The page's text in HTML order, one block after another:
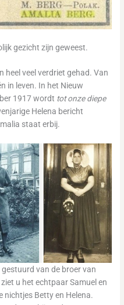
gezicht zijn geweest.
heel veel verdriet gehad. Van
in leven. In het Nieuw
1917 wordt tot onze diepe
Helena bericht
staat erbij.
gestuurd van de broer van
u het echtpaar Samuel en
nichtjes Betty en Helena.